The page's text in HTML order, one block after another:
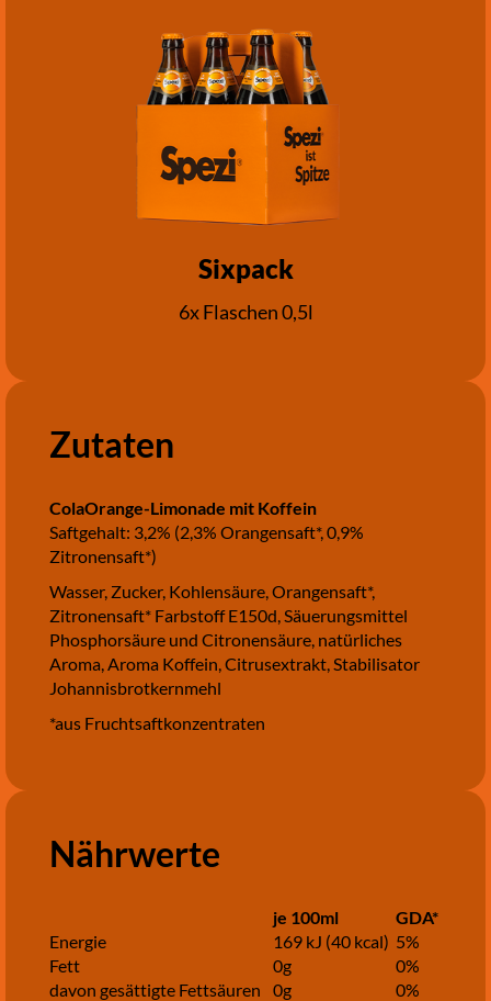
Sixpack
6x Flaschen 0,5l
Zutaten
ColaOrange-Limonade mit Koffein
Saftgehalt: 3,2% (2,3% Orangensaft*, 0,9%
Zitronensaft*)
Wasser, Zucker, Kohlensäure, Orangensaft*,
Zitronensaft* Farbstoff E150d, Säuerungsmittel
Phosphorsäure und Citronensäure, natürliches
Aroma, Aroma Koffein, Citrusextrakt, Stabilisator
Johannisbrotkernmehl
*aus Fruchtsaftkonzentraten
Nährwerte
je 100ml
GDA*
Energie
169 kJ (40 kcal) 5%
Fett
0g
0%
davon gesättigte Fettsäuren
0g
0%